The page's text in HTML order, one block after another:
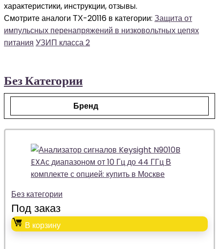
характеристики, инструкции, отзывы.
Смотрите аналоги ТХ-20116 в категории: Защита от
импульсных перенапряжений в низковольтных цепях
питания УЗИП класса 2
Без Категории
Бренд
Без категории
Под заказ
В корзину